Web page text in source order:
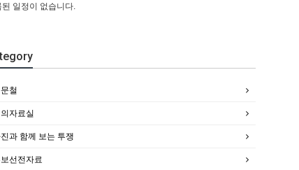
된 일정이 없습니다.
철
자료실
과 함께 보는 투쟁
선전자료